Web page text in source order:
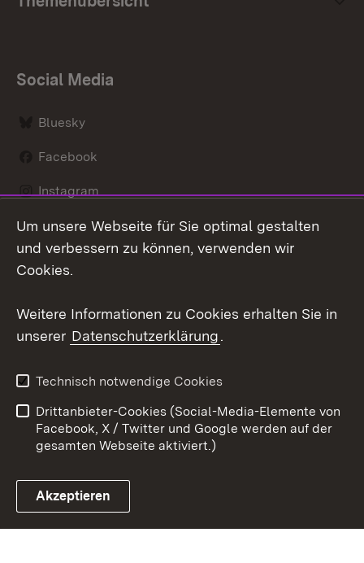
Social Media
Bluesky
Facebook
Instagram
LinkedIn
Link zum Landesportal
Datenschutz
Barrierefreiheit
Impressum
Cookies
Um unsere Webseite für Sie optimal gestalten
und verbessern zu können, verwenden wir
Cookies.
Weitere Informationen zu Cookies erhalten Sie in
unserer Datenschutzerklärung.
Technisch notwendige Cookies
Drittanbieter-Cookies (Social-Media-Elemente von
Facebook, X / Twitter und Google werden auf der
gesamten Webseite aktiviert.)
Akzeptieren